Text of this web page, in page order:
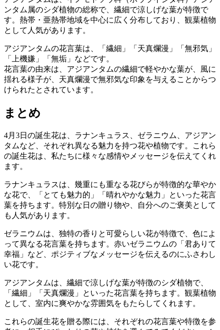
ンタム属のシダ植物の総称で、繊細で涼しげな葉が特徴で
す。熱帯・亜熱帯地域を中心に広く分布しており、観葉植物
として人気があります。
アジアンタムの花言葉は、「繊細」「天真爛漫」「無邪気」
「上機嫌」「無垢」などです。
花言葉の由来は、アジアンタムの繊細で軽やかな葉が、風に
揺れる様子が、天真爛漫で無邪気な印象を与えることからつ
けられたとされています。
まとめ
4月3日の誕生花は、ラナンキュラス、ゼラニウム、アジアン
タムなど、それぞれ異なる魅力を持つ花や植物です。これら
の誕生花は、私たちに様々な感情やメッセージを伝えてくれ
ます。
ラナンキュラスは、幾重にも重なる花びらが特徴的な華やか
な花で、「とても魅力的」「晴れやかな魅力」といった花言
葉を持ちます。特別な日の贈り物や、自分へのご褒美として
も人気があります。
ゼラニウムは、独特の香りと可愛らしい花が特徴で、色によ
って異なる花言葉を持ちます。赤いゼラニウムの「君ありて
幸福」など、ポジティブなメッセージを伝えるのにふさわし
い花です。
アジアンタムは、繊細で涼しげな葉が特徴のシダ植物で、
「繊細」「天真爛漫」といった花言葉を持ちます。観葉植物
として、室内に爽やかな雰囲気をもたらしてくれます。
これらの誕生花を贈る際には、それぞれの花言葉や特徴を参